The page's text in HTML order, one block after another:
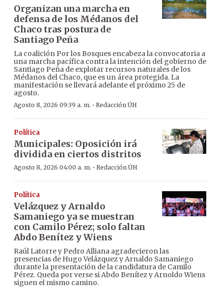
Organizan una marcha en
defensa de los Médanos del
Chaco tras postura de
Santiago Peña
La coalición Por los Bosques encabeza la convocatoria a
una marcha pacífica contra la intención del gobierno de
Santiago Peña de explotar recursos naturales de los
Médanos del Chaco, que es un área protegida. La
manifestación se llevará adelante el próximo 25 de
agosto.
Agosto 8, 2026 09:39 a. m. · Redacción ÚH
Política
Municipales: Oposición irá
dividida en ciertos distritos
Agosto 8, 2026 04:00 a. m. · Redacción ÚH
Política
Velázquez y Arnaldo
Samaniego ya se muestran
con Camilo Pérez; solo faltan
Abdo Benítez y Wiens
Raúl Latorre y Pedro Alliana agradecieron las
presencias de Hugo Velázquez y Arnaldo Samaniego
durante la presentación de la candidatura de Camilo
Pérez. Queda por verse si Abdo Benítez y Arnoldo Wiens
siguen el mismo camino.